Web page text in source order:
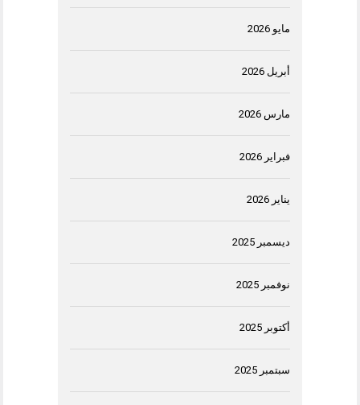
مايو 2026
أبريل 2026
مارس 2026
فبراير 2026
يناير 2026
ديسمبر 2025
نوفمبر 2025
أكتوبر 2025
سبتمبر 2025